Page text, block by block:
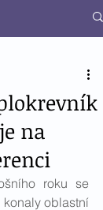
na
roku se
oblastní